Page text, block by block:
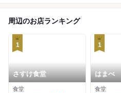
周辺のお店ランキング
1
さすけ食堂
食堂
1
はまべ
食堂